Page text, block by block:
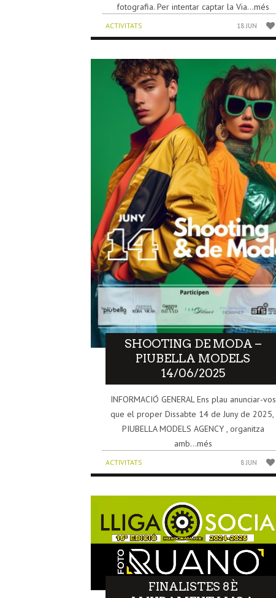
fotografia. Per intentar captar la Via...més
ACTIVITATS 18 JUN
SHOOTING DE MODA –
PIUBELLA MODELS
14/06/2025
INFORMACIÓ GENERAL Ens plau anunciar-vos
que el proper Dissabte 14 de Juny de 2025,
PIUBELLA MODELS AGENCY , organitza
amb...més
ACTIVITATS 8 JUN
FINALISTES 8È